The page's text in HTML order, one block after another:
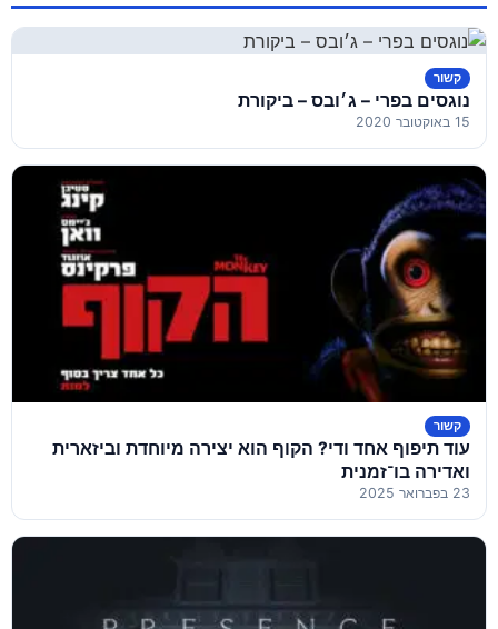
קשור
נוגסים בפרי – ג׳ובס – ביקורת
15 באוקטובר 2020
קשור
עוד תיפוף אחד ודי? הקוף הוא יצירה מיוחדת וביזארית
ואדירה בו־זמנית
23 בפברואר 2025